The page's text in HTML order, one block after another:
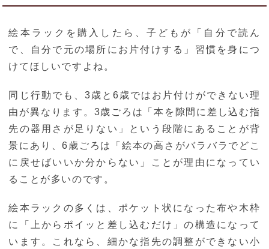
絵本ラックを購入したら、子どもが「自分で読ん
で、自分で元の場所にお片付けする」習慣を身につ
けてほしいですよね。
同じ行動でも、3歳と6歳ではお片付けができない理
由が異なります。3歳ごろは「本を隙間に差し込む指
先の器用さが足りない」という段階にあることが背
景にあり、6歳ごろは「絵本の高さがバラバラでどこ
に戻せばいいか分からない」ことが理由になってい
ることが多いのです。
絵本ラックの多くは、ポケット状になった布や木枠
に「上からポイッと差し込むだけ」の構造になって
います。これなら、細かな指先の調整ができない小